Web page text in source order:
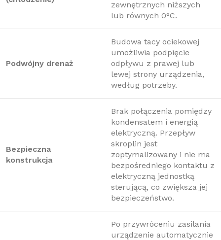
zewnętrznych niższych
lub równych 0°C.
Podwójny drenaż
Budowa tacy ociekowej
umożliwia podpięcie
odpływu z prawej lub
lewej strony urządzenia,
według potrzeby.
Bezpieczna
konstrukcja
Brak połączenia pomiędzy
kondensatem i energią
elektryczną. Przepływ
skroplin jest
zoptymalizowany i nie ma
bezpośredniego kontaktu z
elektryczną jednostką
sterującą, co zwiększa jej
bezpieczeństwo.
Po przywróceniu zasilania
urządzenie automatycznie